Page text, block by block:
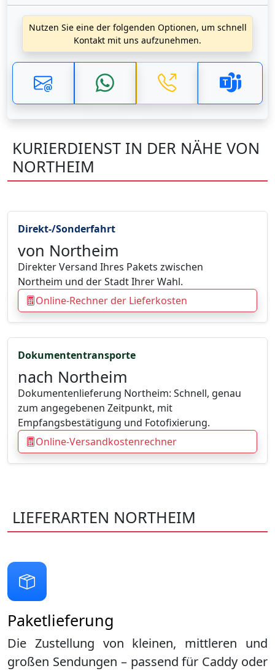
Nutzen Sie eine der folgenden Optionen, um schnell
Kontakt mit uns aufzunehmen.
KURIERDIENST IN DER NÄHE VON
NORTHEIM
Direkt-/Sonderfahrt
von Northeim
Direkter Versand Ihres Pakets zwischen
Northeim und der Stadt Ihrer Wahl.
Online-Rechner der Lieferkosten
Dokumententransporte
nach Northeim
Dokumentenlieferung Northeim: Schnell, genau
zum angegebenen Zeitpunkt, mit
Empfangsbestätigung und Fotofixierung.
Online-Versandkostenrechner
LIEFERARTEN NORTHEIM
Paketlieferung
Die Zustellung von kleinen, mittleren und
großen Sendungen – passend für Caddy oder